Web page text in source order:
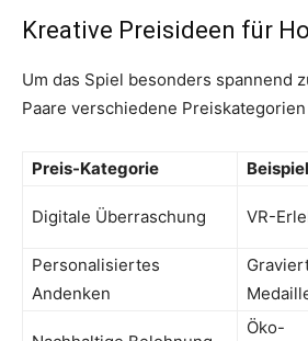
Kreative Preisideen für
Um das Spiel besonders spannend
Paare verschiedene
Preis-Kategorie Beispiel
Digitale Überraschung VR-
Personalisiertes
Andenken
Öko-